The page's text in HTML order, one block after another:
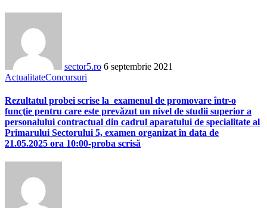
sector5.ro 6 septembrie 2021
ActualitateConcursuri
Rezultatul probei scrise la examenul de promovare într-o
funcţie pentru care este prevăzut un nivel de studii superior a
personalului contractual din cadrul aparatului de specialitate al
Primarului Sectorului 5, examen organizat în data de
21.05.2025 ora 10:00-proba scrisă